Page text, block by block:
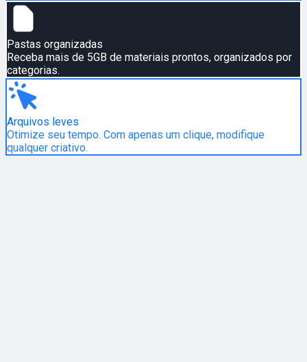
Pastas organizadas
Receba mais de 5GB de materiais prontos, organizados por
categorias.
Arquivos leves
Otimize seu tempo. Com apenas um clique, modifique
qualquer criativo.